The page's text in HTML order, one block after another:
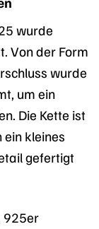
wurde
Von der Form
wurde
um ein
Die Kette ist
ein kleines
gefertigt
925er